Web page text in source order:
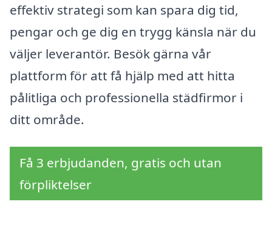
effektiv strategi som kan spara dig tid,
pengar och ge dig en trygg känsla när du
väljer leverantör. Besök gärna vår
plattform för att få hjälp med att hitta
pålitliga och professionella städfirmor i
ditt område.
Få 3 erbjudanden, gratis och utan
förpliktelser